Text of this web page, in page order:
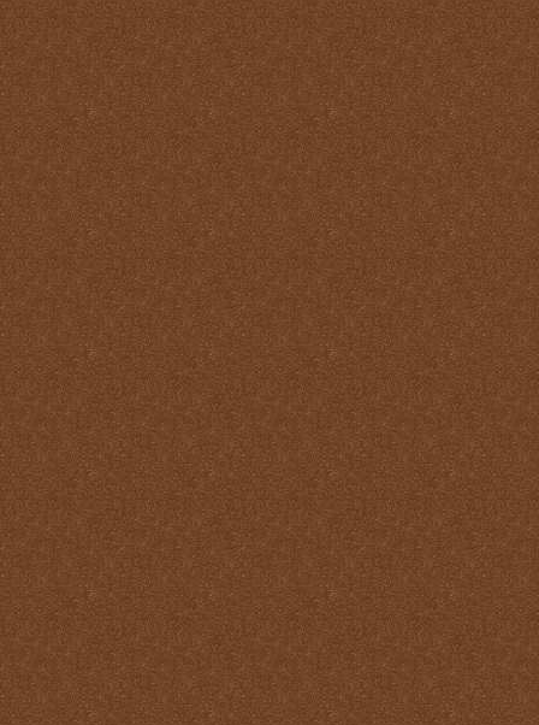
La Santa Misa y el
sacerdocio
La Santa Misa y la cruz
La Santa Misa y la familia
La Santa Misa y la fe
La Santa Misa y la gloria
del Cielo
La Santa Misa y la Iglesia
La Santa Misa y la Justicia
Divina
La Santa Misa y la labor
Pastoral
La Santa Misa y la ofrenda
de sí mismo
La Santa Misa y la Palabra
de Dios
La Santa Misa y la pureza
La Santa Misa y la
Resurrección
La Santa Misa y la salud
del alma y del cuerpo
La Santa Misa y la salud
del alma y del cuerpo
La Santa Misa y la
salvación de mundo
La Santa Misa y la santidad